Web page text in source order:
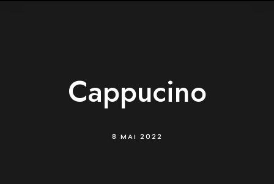
Cappucino
8 MAI 2022